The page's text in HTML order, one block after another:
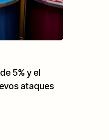
5% y el
ataques